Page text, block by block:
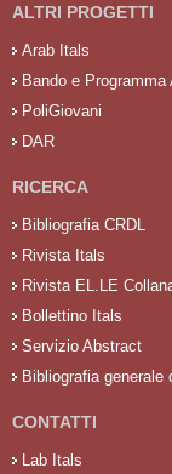
ALTRI PROGETTI
Arab Itals
Bando e Programma
PoliGiovani
DAR
RICERCA
Bibliografia CRDL
Rivista Itals
Rivista EL.LE
Bollettino Itals
Servizio Abstract
Bibliografia generale
CONTATTI
Lab Itals